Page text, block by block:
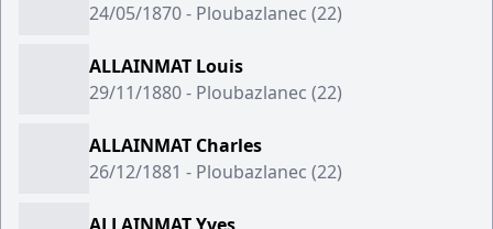
24/05/1870 - Ploubazlanec (22)
ALLAINMAT Louis
29/11/1880 - Ploubazlanec (22)
ALLAINMAT Charles
26/12/1881 - Ploubazlanec (22)